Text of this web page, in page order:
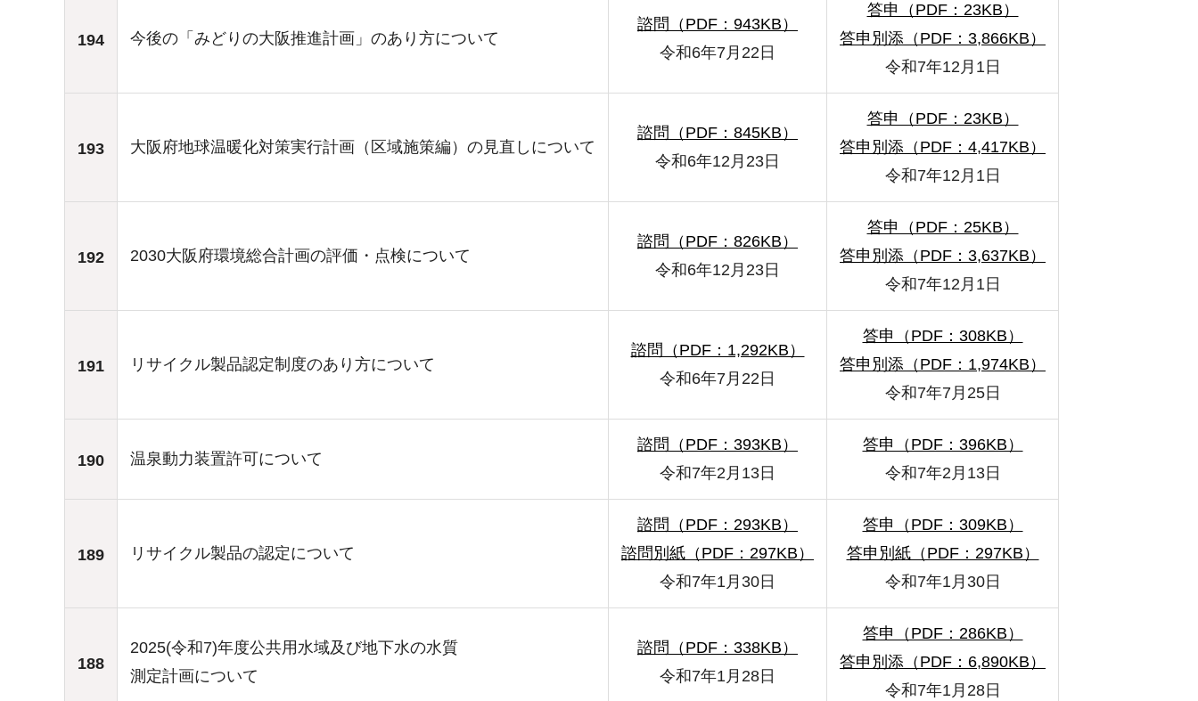
194 今後の「みどりの大阪推進計画」のあり方について
諮問（PDF：943KB）
令和6年7月22日
答申（PDF：23KB）
答申別添（PDF：3,866KB）
令和7年12月1日
193 大阪府地球温暖化対策実行計画（区域施策編）の見直しについて
諮問（PDF：845KB）
令和6年12月23日
答申（PDF：23KB）
答申別添（PDF：4,417KB）
令和7年12月1日
192 2030大阪府環境総合計画の評価・点検について
諮問（PDF：826KB）
令和6年12月23日
答申（PDF：25KB）
答申別添（PDF：3,637KB）
令和7年12月1日
191 リサイクル製品認定制度のあり方について
諮問（PDF：1,292KB）
令和6年7月22日
答申（PDF：308KB）
答申別添（PDF：1,974KB）
令和7年7月25日
190 温泉動力装置許可について
諮問（PDF：393KB）
令和7年2月13日
答申（PDF：396KB）
令和7年2月13日
189 リサイクル製品の認定について
諮問（PDF：293KB）
諮問別紙（PDF：297KB）
令和7年1月30日
答申（PDF：309KB）
答申別紙（PDF：297KB）
令和7年1月30日
188
2025(令和7)年度公共用水域及び地下水の水質
測定計画について
諮問（PDF：338KB）
令和7年1月28日
答申（PDF：286KB）
答申別添（PDF：6,890KB）
令和7年1月28日